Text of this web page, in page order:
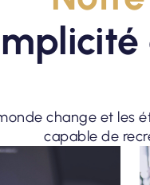
change et les
capable de